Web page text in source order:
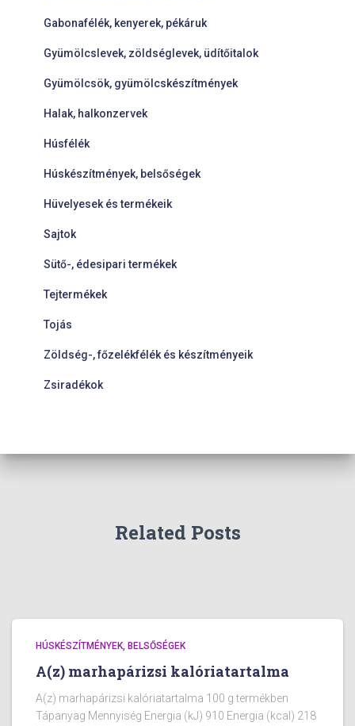
Gabonafélék, kenyerek, pékáruk
Gyümölcslevek, zöldséglevek, üdítőitalok
Gyümölcsök, gyümölcskészítmények
Halak, halkonzervek
Húsfélék
Húskészítmények, belsőségek
Hüvelyesek és termékeik
Sajtok
Sütő-, édesipari termékek
Tejtermékek
Tojás
Zöldség-, főzelékfélék és készítményeik
Zsiradékok
Related Posts
HÚSKÉSZÍTMÉNYEK, BELSŐSÉGEK
A(z) marhapárizsi kalóriatartalma
A(z) marhapárizsi kalóriatartalma 100 g termékben
Tápanyag Mennyiség Energia (kJ) 910 Energia (kcal) 218